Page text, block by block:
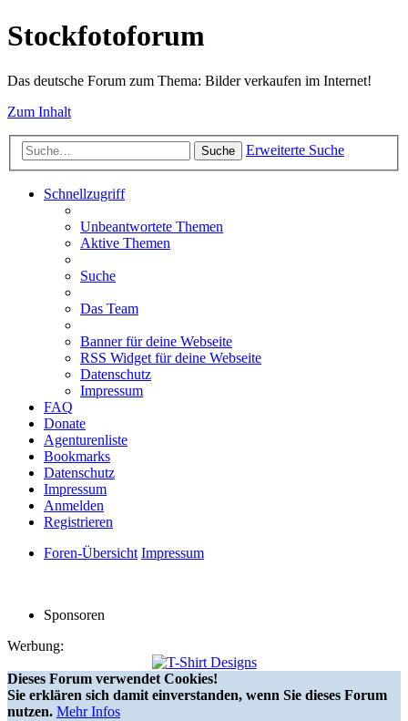
Stockfotoforum
Das deutsche Forum zum Thema: Bilder verkaufen im Internet!
Zum Inhalt
Suche Erweiterte Suche
Schnellzugriff
Unbeantwortete Themen
Aktive Themen
Suche
Das Team
Banner für deine Webseite
RSS Widget für deine Webseite
Datenschutz
Impressum
FAQ
Donate
Agenturenliste
Bookmarks
Datenschutz
Impressum
Anmelden
Registrieren
Foren-Übersicht Impressum
Sponsoren
Werbung:
Dieses Forum verwendet Cookies!
Sie erklären sich damit einverstanden, wenn Sie dieses Forum
nutzen. Mehr Infos